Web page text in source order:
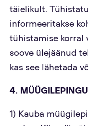
täielikult.
informeeritakse
tühistamise korral
soove ülejäänud
kas see lähetada
4.
1) Kauba